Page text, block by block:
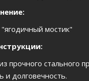
мостик"
прочного стального
и долговечность.